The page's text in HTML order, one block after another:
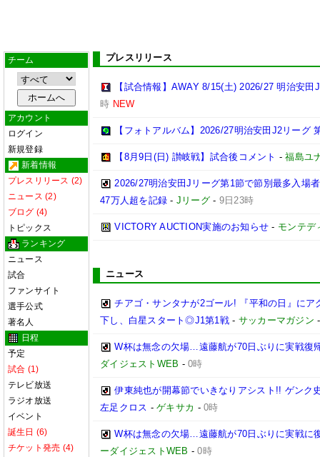
チーム
アカウント
ログイン
新規登録
新着情報
プレスリリース (2)
ニュース (2)
ブログ (4)
トピックス
ランキング
ニュース
試合
ファンサイト
選手公式
著名人
日程
予定
試合 (1)
テレビ放送
ラジオ放送
イベント
誕生日 (6)
チケット発売 (4)
プレスリリース
【試合情報】AWAY 8/15(土) 2026/27 明治安
時 NEW
【フォトアルバム】2026/27明治安田J2リーグ
【8月9日(日) 讃岐戦】試合後コメント -福島ユ
2026/27明治安田Jリーグ第1節で節別最多入場
47万人超を記録 - Jリーグ - 9日23時
VICTORY AUCTION実施のお知らせ - モンテデ
ニュース
チアゴ・サンタナが2ゴール! 『平和の日』に
下し、白星スタート◎J1第1戦 - サッカーマガジン
W杯は無念の欠場…遠藤航が70日ぶりに実戦復
ダイジェストWEB -0時
伊東純也が開幕節でいきなりアシスト!! ゲンク
左足クロス -ゲキサカ -0時
W杯は無念の欠場…遠藤航が70日ぶりに実戦に
ーダイジェストWEB -0時